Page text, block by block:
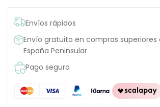
Envíos rápidos
Envío gratuito en compras superiores
España Peninsular
Pago seguro